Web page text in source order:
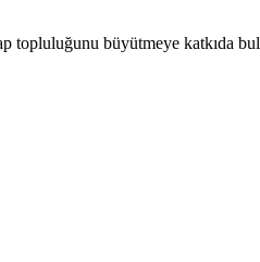
topluluğunu büyütmeye katkıda